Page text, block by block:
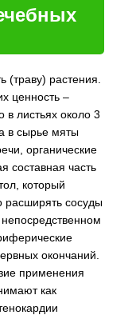
(траву) растения.
ценность –
листьях около 3
в сырье мяты
органические
составная часть
который
расширять сосуды
окончаний.
применения
как